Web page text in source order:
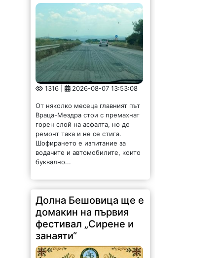
1316 | 2026-08-07 13:53:08
От няколко месеца главният път
Враца-Мездра стои с премахнат
горен слой на асфалта, но до
ремонт така и не се стига.
Шофирането е изпитание за
водачите и автомобилите, които
буквално...
Долна Бешовица ще е
домакин на първия
фестивал „Сирене и
занаяти“